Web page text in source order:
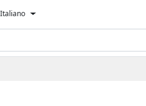
Italiano